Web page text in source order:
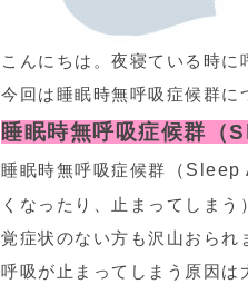
こんにちは。夜寝ている時
今回は睡眠時無呼吸症候群に
睡眠時無呼吸症候群
睡眠時無呼吸症候群 （
くなったり、止まってしま
覚症状のない方も沢山おられ
呼吸が止まってしまう原因は